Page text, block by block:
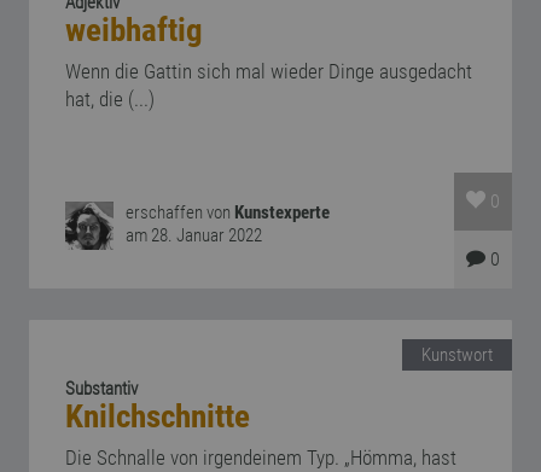
weibhaftig
Wenn die Gattin sich mal wieder Dinge ausgedacht
hat, die (...)
erschaffen von Kunstexperte
am 28. Januar 2022
0
0
Kunstwort
Substantiv
Knilchschnitte
Die Schnalle von irgendeinem Typ. „Hömma, hast